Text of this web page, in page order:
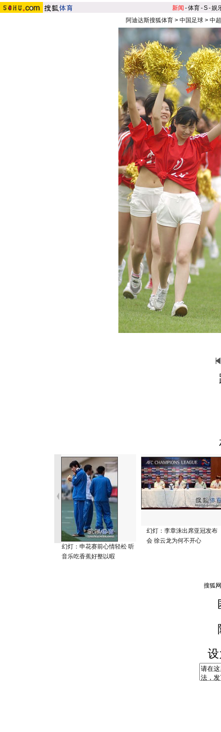
新闻 -体育-S-娱
阿迪达斯搜狐体育 > 中国足球 > 中
幻灯：申花赛前心情轻松 听
音乐吃香蕉好整以暇
幻灯：李章洙出席亚冠发布
会 徐云龙为何不开心